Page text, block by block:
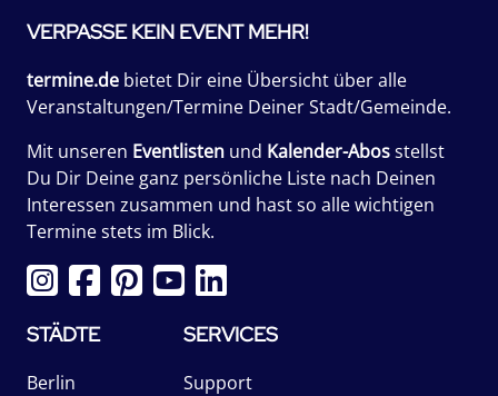
VERPASSE KEIN EVENT MEHR!
termine.de bietet Dir eine Übersicht über alle
Veranstaltungen/Termine Deiner Stadt/Gemeinde.
Mit unseren Eventlisten und Kalender-Abosstellst
Du Dir Deine ganz persönliche Liste nach Deinen
Interessen zusammen und hast so alle wichtigen
Termine stets im Blick.
STÄDTE
Berlin
SERVICES
Support